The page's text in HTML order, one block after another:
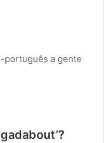
português a gente